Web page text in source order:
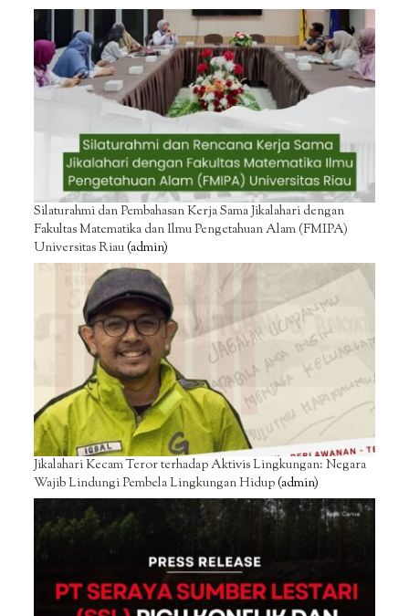
Silaturahmi dan Pembahasan Kerja Sama Jikalahari dengan
Fakultas Matematika dan Ilmu Pengetahuan Alam (FMIPA)
Universitas Riau(admin)
Jikalahari Kecam Teror terhadap Aktivis Lingkungan: Negara
Wajib Lindungi Pembela Lingkungan Hidup(admin)